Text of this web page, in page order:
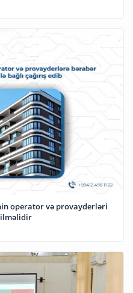
operator və provayderləri